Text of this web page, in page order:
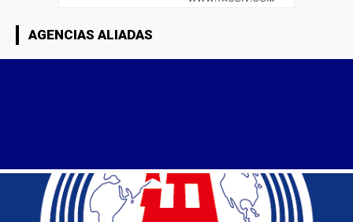
AGENCIAS ALIADAS